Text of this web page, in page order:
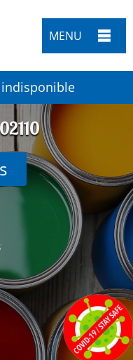
MENU
indisponible